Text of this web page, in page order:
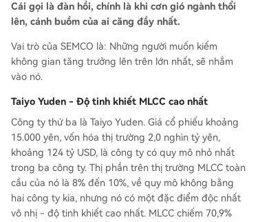
Cái gọi là đàn hồi, chính là khi cơn gió ngành thổi
lên, cánh buồm của ai căng đầy nhất.
Vai trò của SEMCO là: Những người muốn kiếm
không gian tăng trưởng lên trên lớn nhất, sẽ nhắm
vào nó.
Taiyo Yuden - Độ tinh khiết MLCC cao nhất
Công ty thứ ba là Taiyo Yuden. Giá cổ phiếu khoảng
15.000 yên, vốn hóa thị trường 2,0 nghìn tỷ yên,
khoảng 124 tỷ USD, là công ty có quy mô nhỏ nhất
trong ba công ty. Thị phần trên thị trường MLCC toàn
cầu của nó là 8% đến 10%, về quy mô không bằng
hai công ty kia, nhưng nó có một đặc điểm độc nhất
vô nhị - độ tinh khiết cao nhất. MLCC chiếm 70,9%